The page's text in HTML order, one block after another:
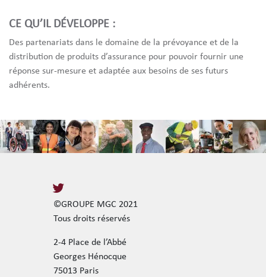
CE QU’IL DÉVELOPPE :
Des partenariats dans le domaine de la prévoyance et de la
distribution de produits d’assurance pour pouvoir fournir une
réponse sur-mesure et adaptée aux besoins de ses futurs
adhérents.
©GROUPE MGC 2021
Tous droits réservés
2-4 Place de l’Abbé
Georges Hénocque
75013 Paris